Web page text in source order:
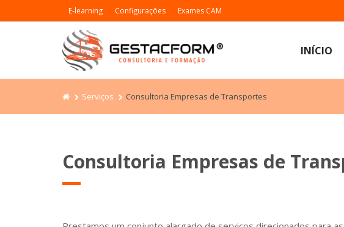
E-learning Configurações Exames CAM
INÍCIO
Serviços Consultoria Empresas de Transportes
Consultoria Empresas de